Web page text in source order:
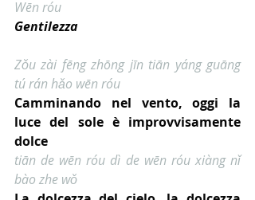
Wēn róu
Gentilezza
Zǒu zài fēng zhōng jīn tiān yáng guāng
tú rán hǎo wēn róu
Camminando nel vento, oggi la
luce del sole è improvvisamente
dolce
tiān de wēn róu dì de wēn róu xiàng nǐ
bào zhe wǒ